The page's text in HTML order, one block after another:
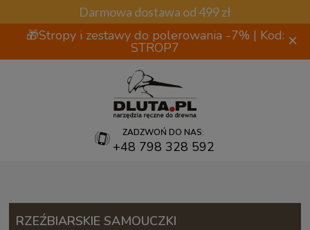
Darmowa dostawa od 499 zł
🎁Stropy i zestawy do polerowania -7% | Kod:
STROP7 ×
ZADZWOŃ DO NAS:
+48 798 328 592
RZEŹBIARSKIE SAMOUCZKI